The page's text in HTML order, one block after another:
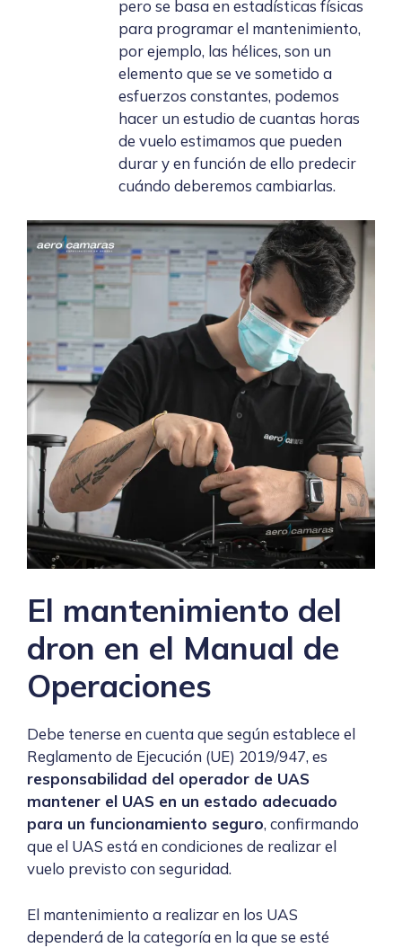
pero se basa en estadísticas físicas
para programar el mantenimiento,
por ejemplo, las hélices, son un
elemento que se ve sometido a
esfuerzos constantes, podemos
hacer un estudio de cuantas horas
de vuelo estimamos que pueden
durar y en función de ello predecir
cuándo deberemos cambiarlas.
El mantenimiento del
dron en el Manual de
Operaciones
Debe tenerse en cuenta que según establece el
Reglamento de Ejecución (UE) 2019/947, es
responsabilidad del operador de UAS
mantener el UAS en un estado adecuado
para un funcionamiento seguro, confirmando
que el UAS está en condiciones de realizar el
vuelo previsto con seguridad.
El mantenimiento a realizar en los UAS
dependerá de la categoría en la que se esté